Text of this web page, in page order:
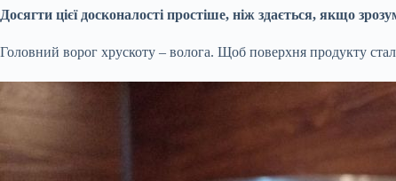
Досягти цієї досконалості простіше, ніж здається, якщо
Головний ворог хрускоту – волога. Щоб поверхня продукту